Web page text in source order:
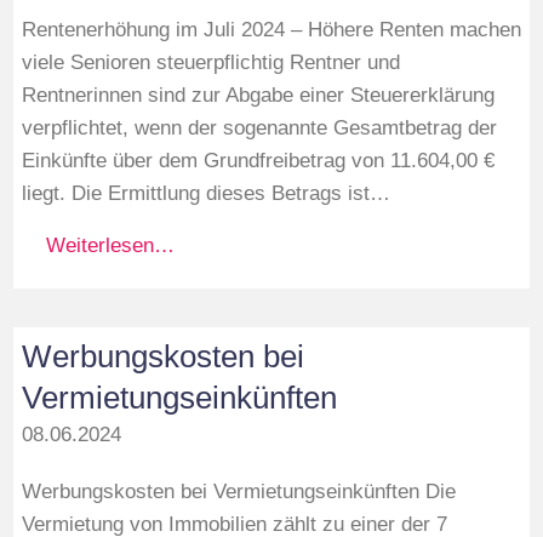
Rentenerhöhung im Juli 2024 – Höhere Renten machen
viele Senioren steuerpflichtig Rentner und
Rentnerinnen sind zur Abgabe einer Steuererklärung
verpflichtet, wenn der sogenannte Gesamtbetrag der
Einkünfte über dem Grundfreibetrag von 11.604,00 €
liegt. Die Ermittlung dieses Betrags ist…
Weiterlesen…
Werbungskosten bei
Vermietungseinkünften
08.06.2024
Werbungskosten bei Vermietungseinkünften Die
Vermietung von Immobilien zählt zu einer der 7